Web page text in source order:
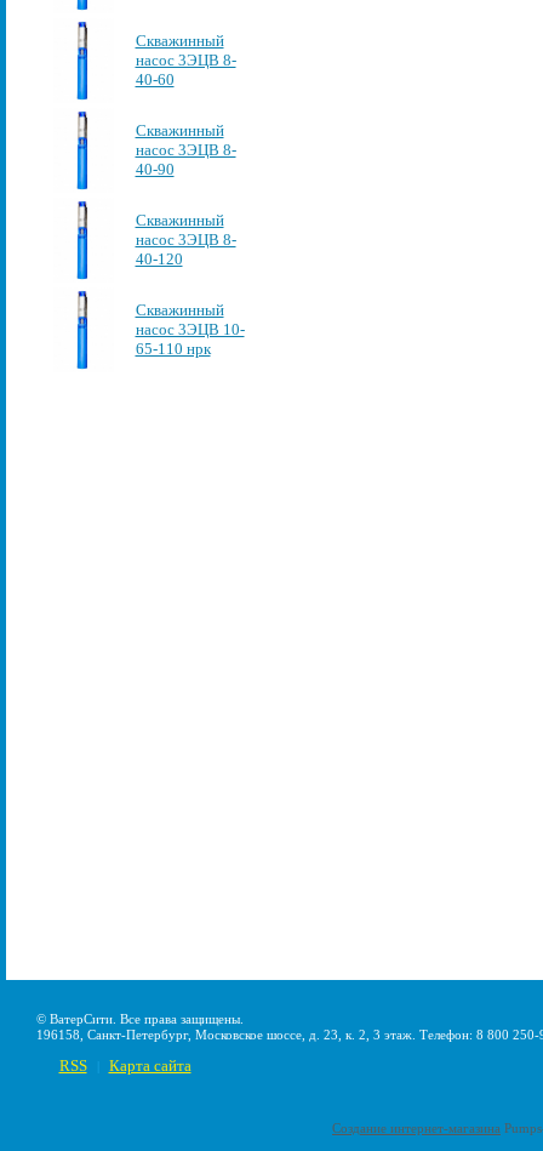
Скважинный
насос 3ЭЦВ 8-
40-60
Скважинный
насос 3ЭЦВ 8-
40-90
Скважинный
насос 3ЭЦВ 8-
40-120
Скважинный
насос 3ЭЦВ 10-
65-110 нрк
© ВатерСити. Все права защищены.
196158, Санкт-Петербург, Московское шоссе, д. 23, к. 2, 3 этаж. Телефон: 8 800
RSS Карта сайта
Создание интернет-магазина